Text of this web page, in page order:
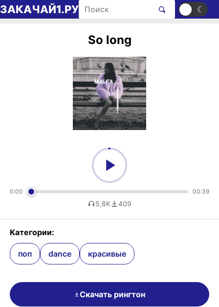
Перейти к содержимому
ЗАКАЧАЙ1.РУ Поиск рингтонов ☀ ☾
So long
0:00 00:39
5,8K 409
Категории:
поп dance красивые
Скачать рингтон